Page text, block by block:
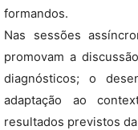
formandos.
Nas sessões
promovam a
diagnósticos; o
adaptação ao
resultados previstos